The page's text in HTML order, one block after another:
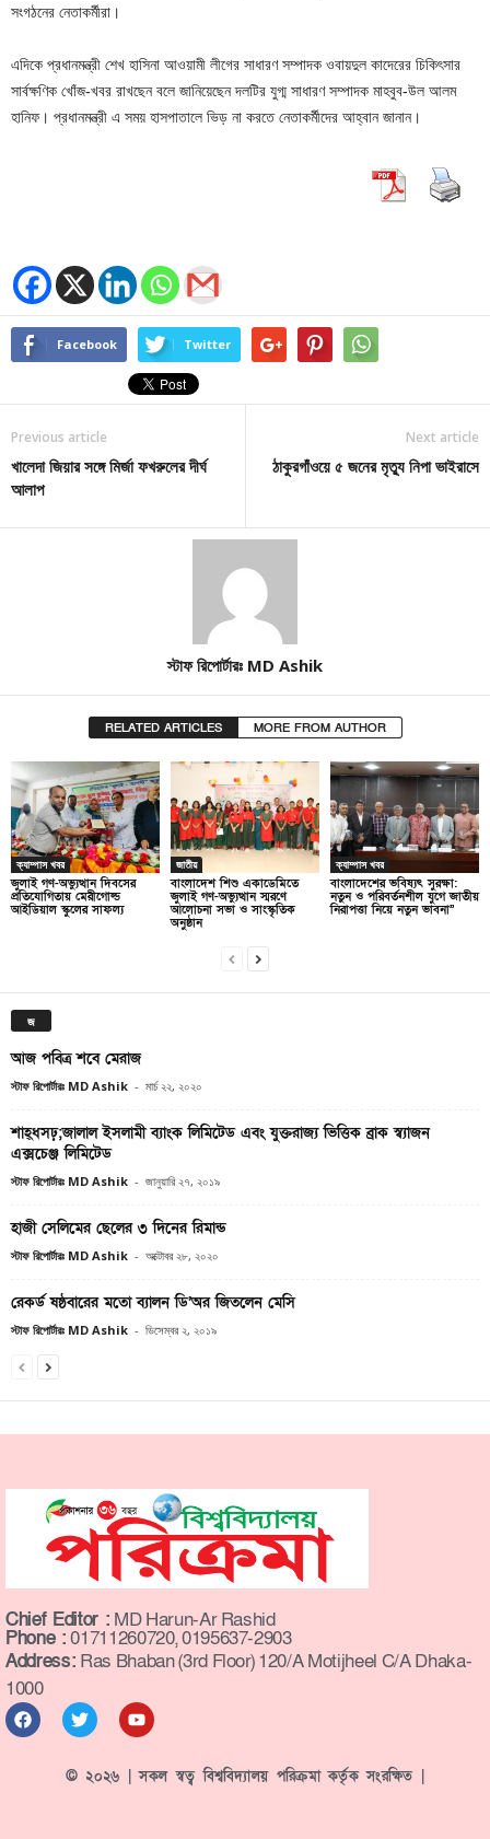
সংগঠনের নেতাকর্মীরা।
এদিকে প্রধানমন্ত্রী শেখ হাসিনা আওয়ামী লীগের সাধারণ সম্পাদক ওবায়দুল কাদেরের চিকিৎসার
সার্বক্ষণিক খোঁজ-খবর রাখছেন বলে জানিয়েছেন দলটির যুগ্ম সাধারণ সম্পাদক মাহবুব-উল আলম
হানিফ। প্রধানমন্ত্রী এ সময় হাসপাতালে ভিড় না করতে নেতাকর্মীদের আহ্বান জানান।
Facebook Twitter
Previous article
খালেদা জিয়ার সঙ্গে মির্জা ফখরুলের দীর্ঘ
আলাপ
Next article
ঠাকুরগাঁওয়ে ৫ জনের মৃত্যু নিপা ভাইরাসে
স্টাফ রিপোর্টারঃ MD Ashik
RELATED ARTICLES MORE FROM AUTHOR
ক্যাম্পাস খবর
জুলাই গণ-অভ্যুত্থান দিবসের
প্রতিযোগিতায় মেরীগোল্ড
আইডিয়াল স্কুলের সাফল্য
জাতীয়
বাংলাদেশ শিশু একাডেমিতে
জুলাই গণ-অভ্যুত্থান স্মরণে
আলোচনা সভা ও সাংস্কৃতিক
অনুষ্ঠান
ক্যাম্পাস খবর
বাংলাদেশের ভবিষ্যৎ সুরক্ষা:
নতুন ও পরিবর্তনশীল যুগে জাতীয়
নিরাপত্তা নিয়ে নতুন ভাবনা”
জ
আজ পবিত্র শবে মেরাজ
স্টাফ রিপোর্টারঃ MD Ashik - মার্চ ২২, ২০২০
শাহ্ধসঢ়;জালাল ইসলামী ব্যাংক লিমিটেড এবং যুক্তরাজ্য ভিত্তিক ব্রাক স্ব্যাজন
এক্সচেঞ্জ লিমিটেড
স্টাফ রিপোর্টারঃ MD Ashik - জানুয়ারি ২৭, ২০১৯
হাজী সেলিমের ছেলের ৩ দিনের রিমান্ড
স্টাফ রিপোর্টারঃ MD Ashik - অক্টোবর ২৮, ২০২০
রেকর্ড ষষ্ঠবারের মতো ব্যালন ডি’অর জিতলেন মেসি
স্টাফ রিপোর্টারঃ MD Ashik - ডিসেম্বর ২, ২০১৯
Chief Editor : MD Harun-Ar Rashid
Phone :01711260720, 0195637-2903
Address: Ras Bhaban (3rd Floor) 120/A Motijheel C/A Dhaka-
1000
© ২০২৬ | সকল স্বত্ব বিশ্ববিদ্যালয় পরিক্রমা কর্তৃক সংরক্ষিত |